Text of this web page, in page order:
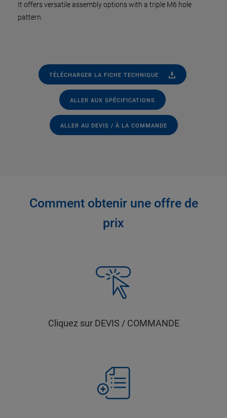
It offers versatile assembly options with a triple M6 hole
pattern.
TÉLÉCHARGER LA FICHE TECHNIQUE
ALLER AUX SPÉCIFICATIONS
ALLER AU DEVIS / À LA COMMANDE
Comment obtenir une offre de
prix
Cliquez sur DEVIS / COMMANDE